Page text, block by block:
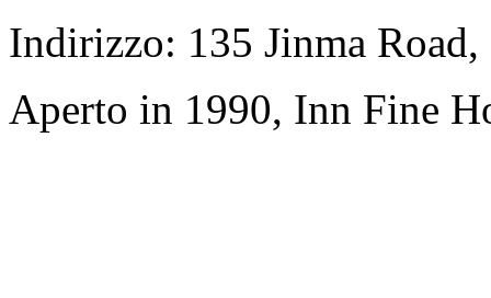
Indirizzo: 135 Jinma
Aperto in 1990, Inn Fine